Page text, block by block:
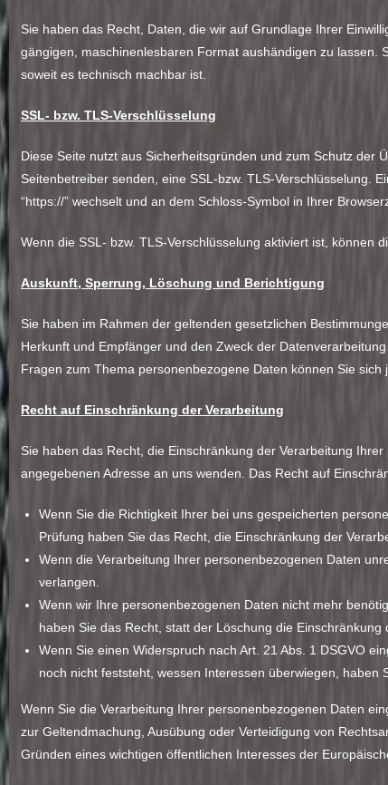
Sie haben das Recht, Daten, die wir auf Grundlage Ihrer
gängigen, maschinenlesbaren Format aushändigen zu lassen.
soweit es technisch machbar ist.
SSL- bzw. TLS-Verschlüsselung
Diese Seite nutzt aus Sicherheitsgründen und zum Schutz der
Seitenbetreiber senden, eine SSL-bzw. TLS-Verschlüsselung.
“https://” wechselt und an dem Schloss-Symbol in Ihrer
Wenn die SSL- bzw. TLS-Verschlüsselung aktiviert ist, können
Auskunft, Sperrung, Löschung und Berichtigung
Sie haben im Rahmen der geltenden gesetzlichen
Herkunft und Empfänger und den Zweck der
Fragen zum Thema personenbezogene Daten können Sie
Recht auf Einschränkung der Verarbeitung
Sie haben das Recht, die Einschränkung der Verarbeitung
angegebenen Adresse an uns wenden. Das Recht auf
Wenn Sie die Richtigkeit Ihrer bei uns gespeicherten
Prüfung haben Sie das Recht, die Einschränkung der
Wenn die Verarbeitung Ihrer personenbezogenen Daten
verlangen.
Wenn wir Ihre personenbezogenen Daten nicht mehr
haben Sie das Recht, statt der Löschung die
Wenn Sie einen Widerspruch nach Art. 21 Abs. 1 DSGVO
noch nicht feststeht, wessen Interessen überwiegen,
Wenn Sie die Verarbeitung Ihrer personenbezogenen Daten
zur Geltendmachung, Ausübung oder Verteidigung von
Gründen eines wichtigen öffentlichen Interesses der